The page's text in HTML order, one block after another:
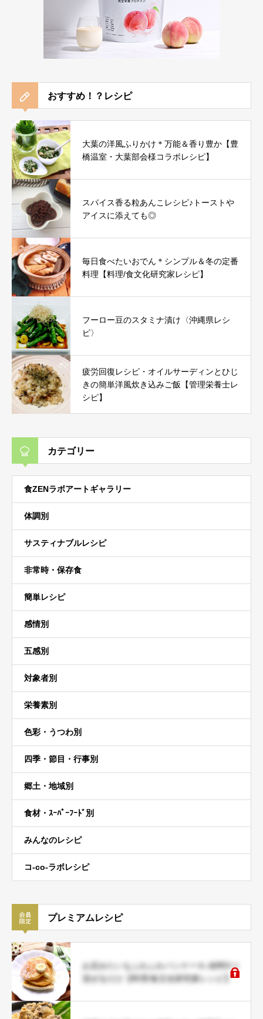
おすすめ！？レシピ
大葉の洋風ふりかけ＊万能＆香り豊か【豊
橋温室・大葉部会様コラボレシピ】
スパイス香る粒あんこレシピ♪トーストや
アイスに添えても◎
毎日食べたいおでん＊シンプル＆冬の定番
料理【料理/食文化研究家レシピ】
フーロー豆のスタミナ漬け〈沖縄県レシ
ピ〉
疲労回復レシピ・オイルサーディンとひじ
きの簡単洋風炊き込みご飯【管理栄養士レ
シピ】
カテゴリー
食ZENラボアートギャラリー
体調別
サスティナブルレシピ
非常時・保存食
簡単レシピ
感情別
五感別
対象者別
栄養素別
色彩・うつわ別
四季・節目・行事別
郷土・地域別
食材・ｽｰﾊﾟｰﾌｰﾄﾞ別
みんなのレシピ
コ-co-ラボレシピ
プレミアムレシピ
お店みたいなふわふわパンケーキ♪材料5つ
混ぜるだけ【料理/食文化研究家レシピ】